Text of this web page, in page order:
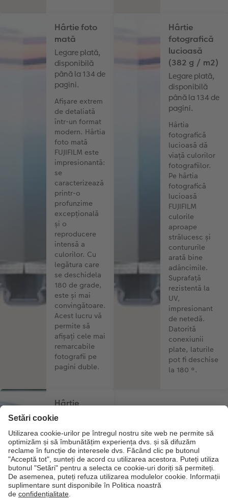
Hârtie foto
mată
Legare plată,
disponibilă
până la 134 de
pagini.
Afișare extrem
de detaliată
într-un format
modern. Hârtia
foto mată
FUJIFILM este
impresionantă:
se
caracterizează
printr-o
profunzime
excepțională
și o
reproducere
intensă a
culorilor. Cu
legătura care
se deschidela
180 de grade,
este și mai
convingătoare.
Acest lucru vă
permite să
afișați cele mai
remarcabile
fotografii pe
pagini duble.
Hârtie
fotografică
lucioasă
(382 g / m2)
Legare plată,
disponibilă
până la 134 de
pagini.
Hârtia
fotografică
lucioasă dă
viață culorilor
fotografiilor.
Pe hârtia
fotografică
lucioasă
FUJIFILM
culorile
aproape
strălucesc și
contururile
arată bine
adâncimile.
Suprafață
rezistentă la
UV,
impresionant
de netedă.
Datorită
conexiunii
plate, laturile
pot fi deschise
la 180 °.
Hârtie
fotografică
(370 g / m²)
Legare plată,
disponibilă
până la 130 de
pagini.